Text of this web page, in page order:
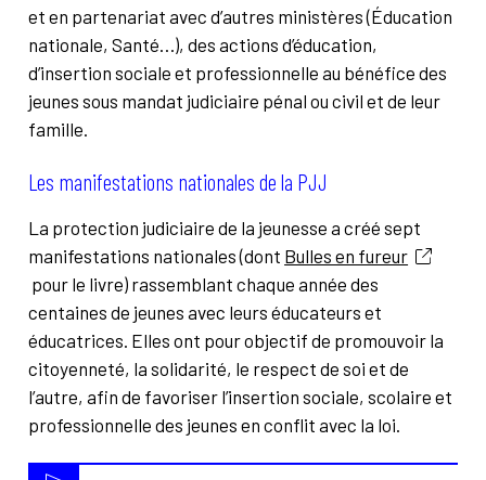
et en partenariat avec d’autres ministères (Éducation
nationale, Santé…), des actions d’éducation,
d’insertion sociale et professionnelle au bénéfice des
jeunes sous mandat judiciaire pénal ou civil et de leur
famille.
Les manifestations nationales de la PJJ
La protection judiciaire de la jeunesse a créé sept
manifestations nationales (dont Bulles en fureur
pour le livre) rassemblant chaque année des
centaines de jeunes avec leurs éducateurs et
éducatrices. Elles ont pour objectif de promouvoir la
citoyenneté, la solidarité, le respect de soi et de
l’autre, afin de favoriser l’insertion sociale, scolaire et
professionnelle des jeunes en conflit avec la loi.